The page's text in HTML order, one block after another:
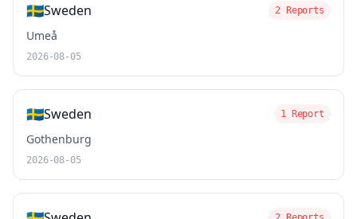
🇸🇪Sweden 2 Reports
Umeå
2026-08-05
🇸🇪Sweden 1 Report
Gothenburg
2026-08-05